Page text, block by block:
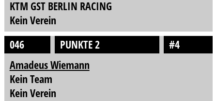
KTM GST BERLIN RACING
Kein Verein
046
PUNKTE 2
#4
Amadeus Wiemann
Kein Team
Kein Verein